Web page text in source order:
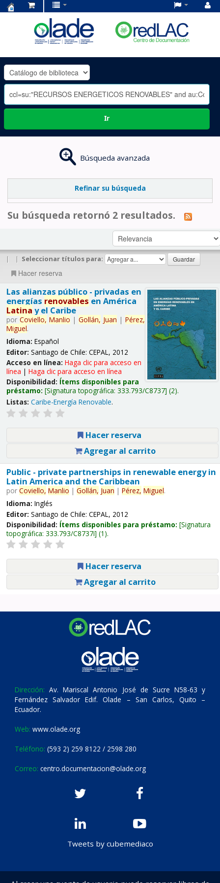
OLADE
-
Ir
Búsqueda avanzada
Refinar su búsqueda
Su búsqueda retornó 2 resultados.
| | Seleccionar títulos para:
Hacer reserva
Las alianzas público - privadas en
energías renovables en América
Latina y el Caribe
por Coviello, Manlio | Gollán, Juan | Pérez,
Miguel.
Idioma: Español
Editor: Santiago de Chile: CEPAL, 2012
Acceso en línea: Haga clic para acceso en
línea | Haga clic para acceso en línea
Disponibilidad: Ítems disponibles para
préstamo: Signatura topográfica: 333.793/C8737 (2).
Listas: Caribe-Energía Renovable.
Hacer reserva
Agregar al carrito
Public - private partnerships in renewable energy in
Latin America and the Caribbean
por Coviello, Manlio | Gollán, Juan | Pérez, Miguel.
Idioma: Inglés
Editor: Santiago de Chile: CEPAL, 2012
Disponibilidad: Ítems disponibles para préstamo: Signatura
topográfica: 333.793/C8737i (1).
Hacer reserva
Agregar al carrito
Dirección: Av. Mariscal Antonio José de Sucre N58-63 y
Fernández Salvador Edif. Olade – San Carlos, Quito –
Ecuador.
Web: www.olade.org
Teléfono: (593 2) 259 8122 / 2598 280
Correo: centro.documentacion@olade.org
Tweets by cubemediaco